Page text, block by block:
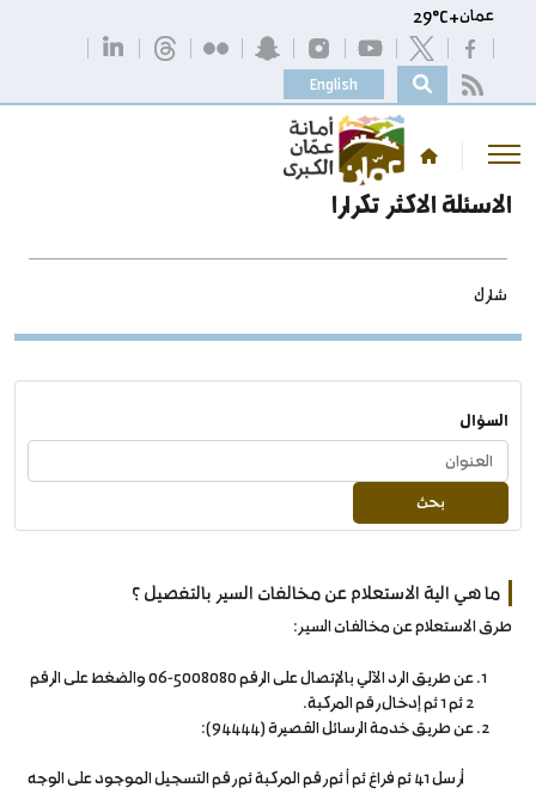
عمان+
29°C
English
الاسئلة الاكثر تكرارا
شارك
السؤال
بحث
ما هي الية الاستعلام عن مخالفات السير بالتفصيل ؟
طرق الاستعلام عن مخالفات السير:
عن طريق الرد الآلي بالإتصال على الرقم 5008080-06 والضغط على الرقم
2 ثم 1 ثم إدخال رقم المركبة.
عن طريق خدمة الرسائل القصيرة (94444):
أرسل 41 ثم فراغ ثم أ ثم رقم المركبة ثم رقم التسجيل الموجود على الوجه